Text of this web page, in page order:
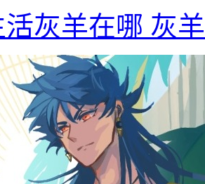
灰羊在哪 灰